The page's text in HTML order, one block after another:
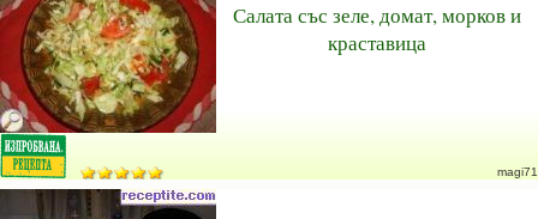
Салата със зеле, домат, морков и
краставица
magi71